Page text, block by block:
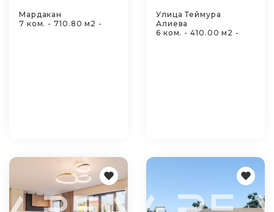
Мардакан
7 ком. - 710.80 м2 -
Улица Теймура
Алиева
6 ком. - 410.00 м2 -